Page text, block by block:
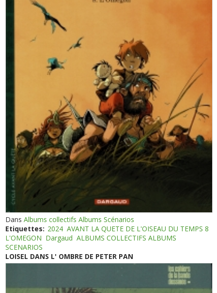
DansAlbums collectifs Albums Scénarios
Etiquettes: 2024 AVANT LA QUETE DE L'OISEAU DU TEMPS 8
L'OMEGON Dargaud ALBUMS COLLECTIFS ALBUMS
SCENARIOS
LOISEL DANS L' OMBRE DE PETER PAN